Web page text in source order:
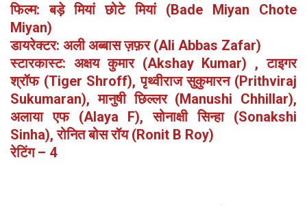
फिल्म: बड़े मियां छोटे मियां (Bade Miyan Chote
Miyan)
डायरेक्टर: अली अब्बास ज़फ़र(Ali Abbas Zafar)
स्टारकास्ट: अक्षय कुमार (Akshay Kumar) , टाइगर
श्रॉफ (Tiger Shroff), पृथ्वीराज सुकुमारन (Prithviraj
Sukumaran), मानुषी छिल्लर (Manushi Chhillar),
अलाया एफ (Alaya F), सोनाक्षी सिन्हा (Sonakshi
Sinha), रोनित बोस रॉय (Ronit B Roy)
रेटिंग – 4